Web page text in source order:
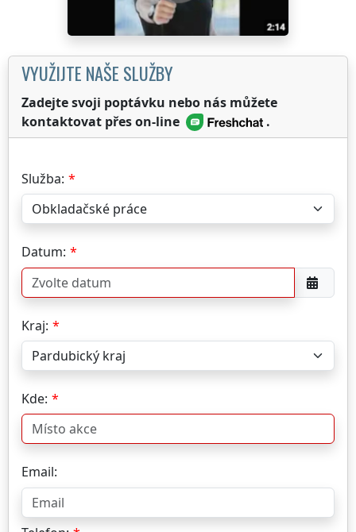
VYUŽIJTE NAŠE SLUŽBY
Zadejte svoji poptávku nebo nás můžete
kontaktovat přes on-line
.
Služba:
Datum:
Kraj:
Kde:
Email: